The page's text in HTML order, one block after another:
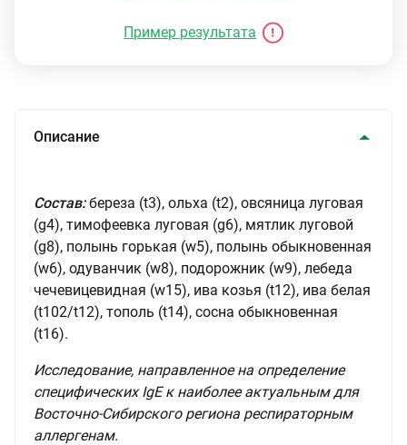
Пример результата
Описание
Состав:береза (t3), ольха (t2), овсяница луговая
(g4), тимофеевка луговая (g6), мятлик луговой
(g8), полынь горькая (w5), полынь обыкновенная
(w6), одуванчик (w8), подорожник (w9), лебеда
чечевицевидная (w15), ива козья (t12), ива белая
(t102/t12), тополь (t14), сосна обыкновенная
(t16).
Исследование, направленное на определение
специфических IgE к наиболее актуальным для
Восточно-Сибирского региона респираторным
аллергенам.